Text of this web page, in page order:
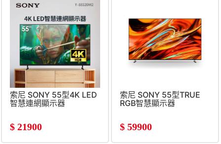
索尼 SONY 55型4K LED
智慧連網顯示器
$ 21900
索尼 SONY 55型TRUE
RGB智慧顯示器
$ 59900